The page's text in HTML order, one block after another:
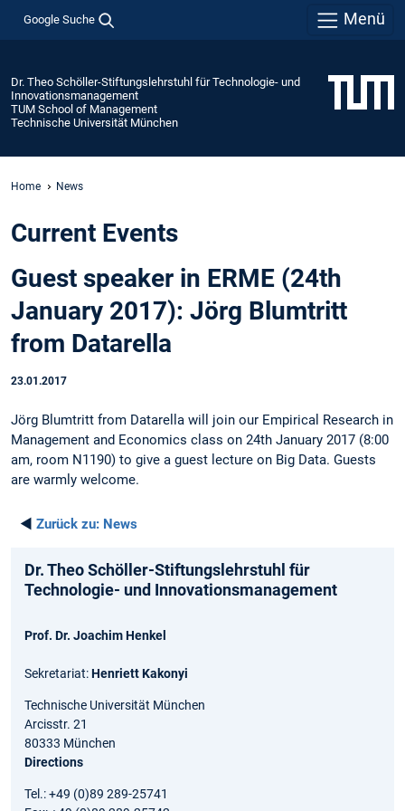
Google Suche Menü
Dr. Theo Schöller-Stiftungslehrstuhl für Technologie- und
Innovationsmanagement
TUM School of Management
Technische Universität München
Home News
Current Events
Guest speaker in ERME (24th
January 2017): Jörg Blumtritt
from Datarella
23.01.2017
Jörg Blumtritt from Datarella will join our Empirical Research in
Management and Economics class on 24th January 2017 (8:00
am, room N1190) to give a guest lecture on Big Data. Guests
are warmly welcome.
◄ Zurück zu: News
Dr. Theo Schöller-Stiftungslehrstuhl für
Technologie- und Innovationsmanagement
Prof. Dr. Joachim Henkel
Sekretariat:Henriett Kakonyi
Technische Universität München
Arcisstr. 21
80333 München
Directions
Tel.: +49 (0)89 289-25741